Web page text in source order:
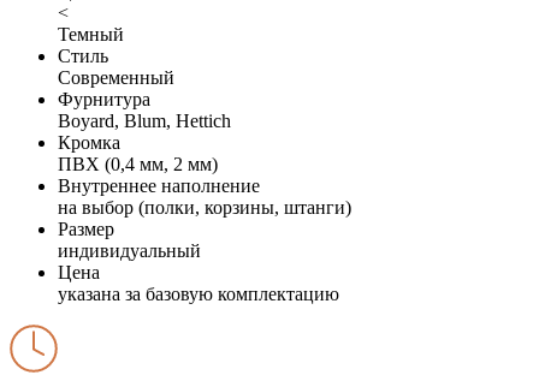
<
Темный
Стиль
Современный
Фурнитура
Boyard, Blum, Hettich
Кромка
ПВХ (0,4 мм, 2 мм)
Внутреннее наполнение
на выбор (полки, корзины, штанги)
Размер
индивидуальный
Цена
указана за базовую комплектацию